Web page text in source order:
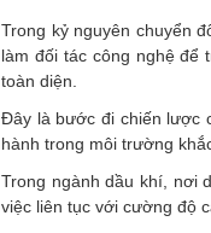
Trong kỷ nguyên chuyển
làm đối tác công nghệ để
toàn diện.
Đây là bước đi chiến lược
hành trong môi trường
Trong ngành dầu khí, nơi
việc liên tục với cường độ